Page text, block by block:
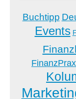
Buchtipp
Events